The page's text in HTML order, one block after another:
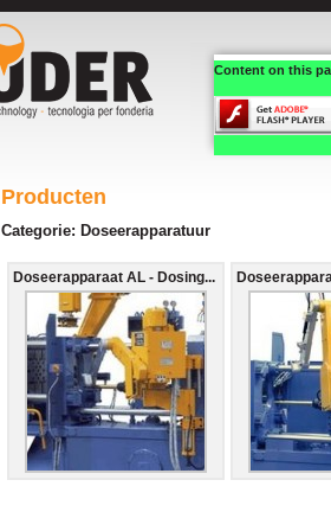
Content on this
Producten
Categorie: Doseerapparatuur
Doseerapparaat AL - Dosing...